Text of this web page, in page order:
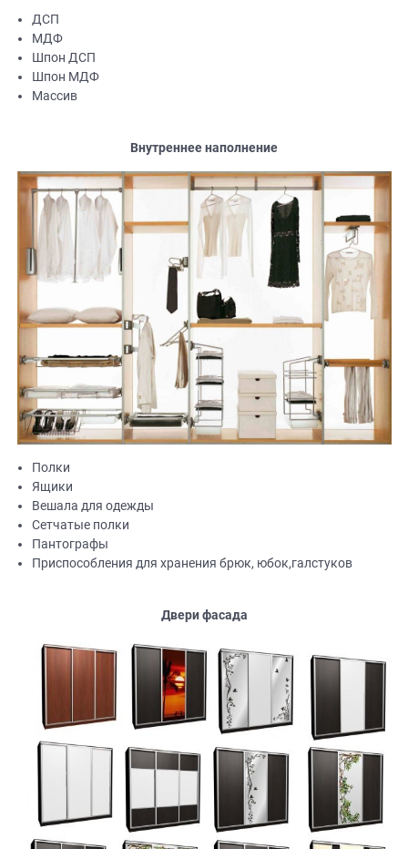
ДСП
МДФ
Шпон ДСП
Шпон МДФ
Массив
Внутреннее наполнение
Полки
Ящики
Вешала для одежды
Сетчатые полки
Пантографы
Приспособления для хранения брюк, юбок,галстуков
Двери фасада